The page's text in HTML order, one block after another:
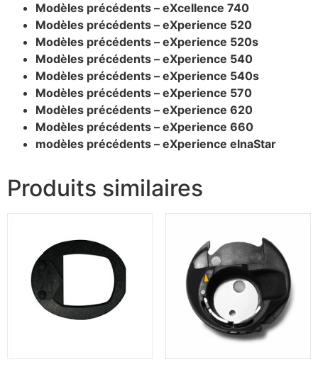
Modèles précédents – eXcellence 740
Modèles précédents – eXperience 520
Modèles précédents – eXperience 520s
Modèles précédents – eXperience 540
Modèles précédents – eXperience 540s
Modèles précédents – eXperience 570
Modèles précédents – eXperience 620
Modèles précédents – eXperience 660
modèles précédents – eXperience elnaStar
Produits similaires